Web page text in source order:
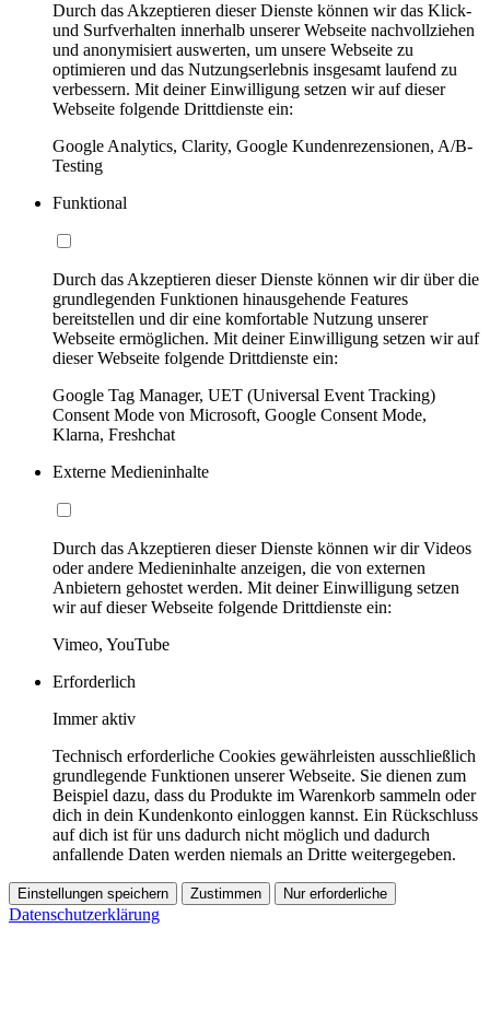
Durch das Akzeptieren dieser Dienste können wir das Klick-
und Surfverhalten innerhalb unserer Webseite nachvollziehen
und anonymisiert auswerten, um unsere Webseite zu
optimieren und das Nutzungserlebnis insgesamt laufend zu
verbessern. Mit deiner Einwilligung setzen wir auf dieser
Webseite folgende Drittdienste ein:
Google Analytics, Clarity, Google Kundenrezensionen, A/B-
Testing
Funktional
Durch das Akzeptieren dieser Dienste können wir dir über die
grundlegenden Funktionen hinausgehende Features
bereitstellen und dir eine komfortable Nutzung unserer
Webseite ermöglichen. Mit deiner Einwilligung setzen wir auf
dieser Webseite folgende Drittdienste ein:
Google Tag Manager, UET (Universal Event Tracking)
Consent Mode von Microsoft, Google Consent Mode,
Klarna, Freshchat
Externe Medieninhalte
Durch das Akzeptieren dieser Dienste können wir dir Videos
oder andere Medieninhalte anzeigen, die von externen
Anbietern gehostet werden. Mit deiner Einwilligung setzen
wir auf dieser Webseite folgende Drittdienste ein:
Vimeo, YouTube
Erforderlich
Immer aktiv
Technisch erforderliche Cookies gewährleisten ausschließlich
grundlegende Funktionen unserer Webseite. Sie dienen zum
Beispiel dazu, dass du Produkte im Warenkorb sammeln oder
dich in dein Kundenkonto einloggen kannst. Ein Rückschluss
auf dich ist für uns dadurch nicht möglich und dadurch
anfallende Daten werden niemals an Dritte weitergegeben.
Einstellungen speichern Zustimmen Nur erforderliche
Datenschutzerklärung